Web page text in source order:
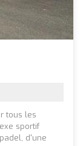
tous les
sportif
d'une